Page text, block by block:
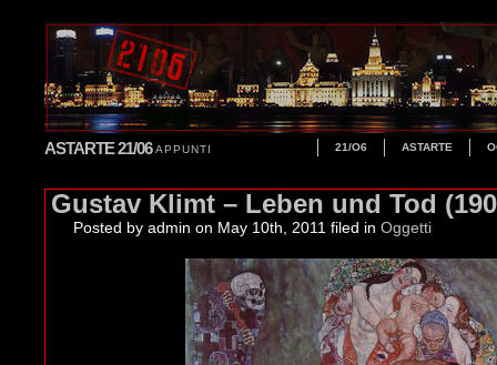
ASTARTE 21/06 APPUNTI 21/O6 ASTARTE
Gustav Klimt – Leben und Tod
Posted by admin on May 10th, 2011 filed in Oggetti